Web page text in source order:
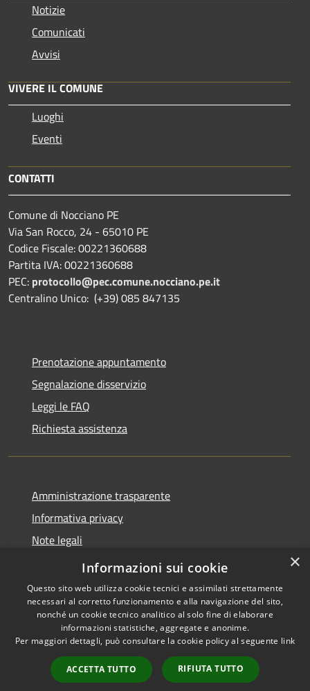
Notizie
Comunicati
Avvisi
VIVERE IL COMUNE
Luoghi
Eventi
CONTATTI
Comune di Nocciano PE
Via San Rocco, 24 - 65010 PE
Codice Fiscale: 00221360688
Partita IVA: 00221360688
PEC: protocollo@pec.comune.nocciano.pe.it
Centralino Unico: (+39) 085 847135
Prenotazione appuntamento
Segnalazione disservizio
Leggi le FAQ
Richiesta assistenza
Amministrazione trasparente
Informativa privacy
Note legali
Dichiarazione di accessibilità
Accessibilità
Copyright © 2026 • Comune di
Nocciano • Powered by
Municipium•
Accesso
redazione
×
Informazioni sui cookie
Questo sito web utilizza cookie tecnici e assimilati strettamente
necessari al corretto funzionamento e alla navigazione del sito,
nonché un cookie tecnico analitico al solo fine di elaborare
informazioni statistiche, aggregate e anonime.
Per maggiori dettagli, può consultare la cookie policy al seguente link
ACCETTA TUTTO RIFIUTA TUTTO